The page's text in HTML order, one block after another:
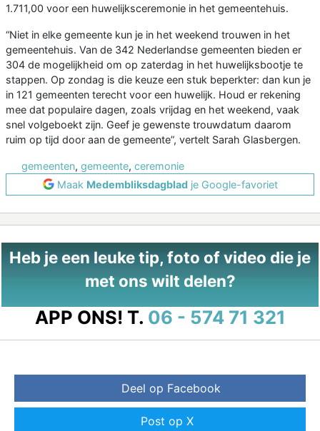
1.711,00 voor een huwelijksceremonie in het gemeentehuis.
“Niet in elke gemeente kun je in het weekend trouwen in het
gemeentehuis. Van de 342 Nederlandse gemeenten bieden er
304 de mogelijkheid om op zaterdag in het huwelijksbootje te
stappen. Op zondag is die keuze een stuk beperkter: dan kun je
in 121 gemeenten terecht voor een huwelijk. Houd er rekening
mee dat populaire dagen, zoals vrijdag en het weekend, vaak
snel volgeboekt zijn. Geef je gewenste trouwdatum daarom
ruim op tijd door aan de gemeente”, vertelt Sarah Glasbergen.
gemeenten, gemeente, ceremonie
Maak Medembliksdagbladje Google-favoriet
Heb je een leuke tip, foto of video die je
met ons wilt delen?
APP ONS! T. 06 - 574 71 321
Deel op Facebook
Post op X